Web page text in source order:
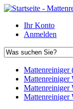
Ihr Konto
Anmelden
Mattenreiniger
Mattenreiniger
Mattenreiniger
Mattenreiniger